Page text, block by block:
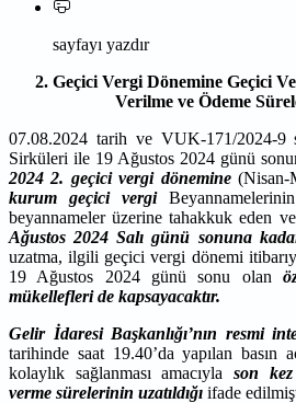
sayfayı yazdır
2. Geçici Vergi Dönemine Geçici
Verilme ve Ödeme
07.08.2024 tarih ve VUK-171/2024-9
Sirküleri ile 19 Ağustos 2024 günü
2024 2. geçici vergi dönemine(Nisan-
kurum geçici vergi
beyannameler üzerine tahakkuk eden
Ağustos 2024 Salı günü sonuna kadar
uzatma, ilgili geçici vergi dönemi
19 Ağustos 2024 günü sonu olan
mükellefleri de kapsayacaktır.
Gelir İdaresi Başkanlığı’nın resmi
tarihinde saat 19.40’da yapılan basın
kolaylık sağlanması amacıylason
verme sürelerinin uzatıldığı ifade